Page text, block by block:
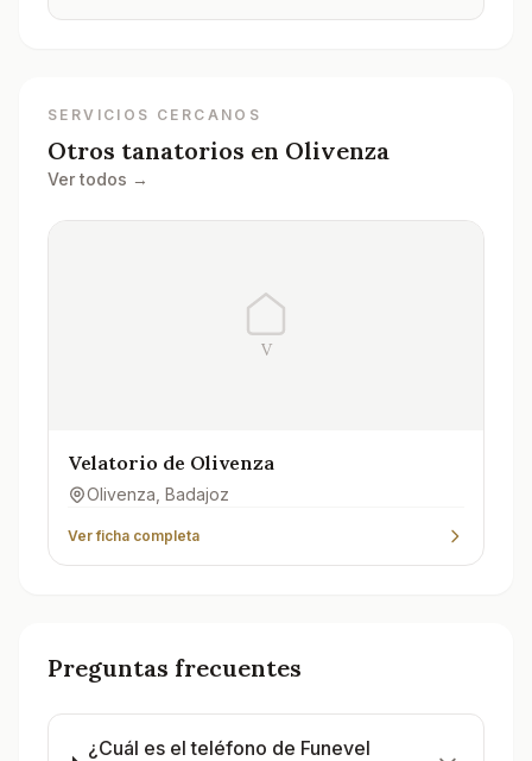
SERVICIOS CERCANOS
Otros tanatorios en Olivenza
Ver todos →
V
Velatorio de Olivenza
Olivenza , Badajoz
Ver ficha completa
Preguntas frecuentes
¿Cuál es el teléfono de Funevel